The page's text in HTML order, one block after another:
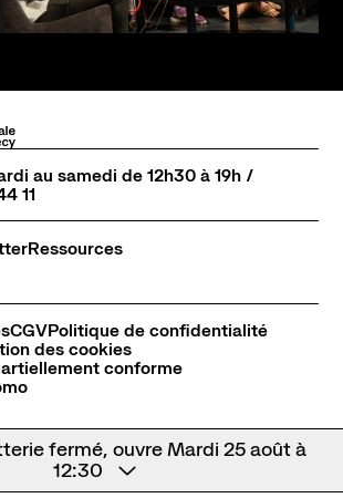
fermé, ouvre Mardi 25 août à
12:30
au samedi de 12h30 à 19h /
11
Ressources
CGVPolitique de confidentialité
des cookies
conforme